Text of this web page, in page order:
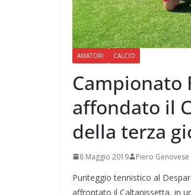
AMATORI CALCIO
Campionato
affondato il
della terza
8 Maggio 2019 Piero Genovese
Punteggio tennistico al
affrontato il Caltanissetta, in